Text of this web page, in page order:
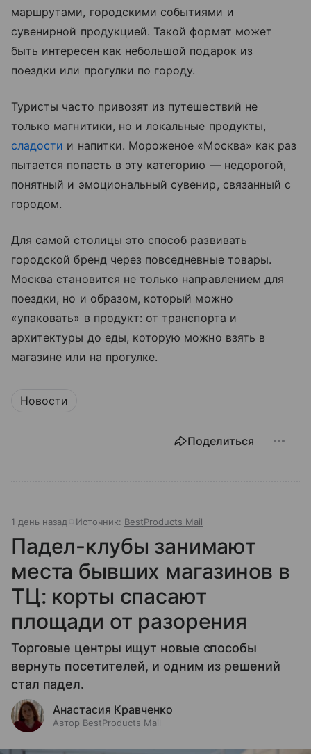
маршрутами, городскими событиями и
сувенирной продукцией. Такой формат может
быть интересен как небольшой подарок из
поездки или прогулки по городу.
Туристы часто привозят из путешествий не
только магнитики, но и локальные продукты,
сладости и напитки. Мороженое «Москва» как раз
пытается попасть в эту категорию — недорогой,
понятный и эмоциональный сувенир, связанный с
городом.
Для самой столицы это способ развивать
городской бренд через повседневные товары.
Москва становится не только направлением для
поездки, но и образом, который можно
«упаковать» в продукт: от транспорта и
архитектуры до еды, которую можно взять в
магазине или на прогулке.
Новости
Поделиться
1 день назад Источник: BestProducts Mail
Падел-клубы занимают
места бывших магазинов в
ТЦ: корты спасают
площади от разорения
Торговые центры ищут новые способы
вернуть посетителей, и одним из решений
стал падел.
Анастасия Кравченко
Автор BestProducts Mail